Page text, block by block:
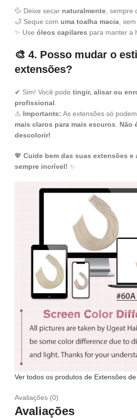
💦 Deixe secar naturalmente , sempre
🛁 Seque com uma toalha macia ,
✨ Use óleos capilares para manter a
🎨 4. Posso mudar o
extensões?
✔ Sim! Você pode tingir, alisar ou
profissional
⚠ Importante: As extensões só
mais claros para mais escuros
Não
descolorir!
💖 Cuide bem das suas extensões e
sempre incrível! ✨
Ver todos os produtos de Extensões
Avaliações (0)
Avaliações